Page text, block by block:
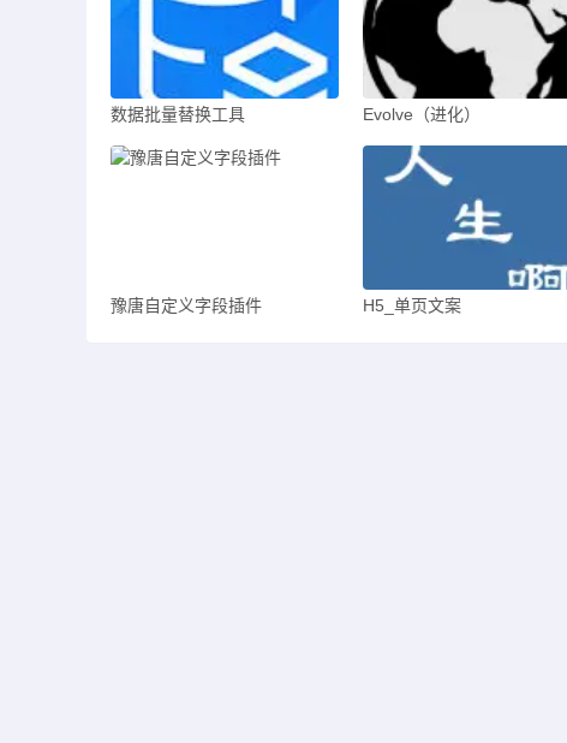
数据批量替换工具 Evolve（进化）
豫唐自定义字段插件 H5_单页文案